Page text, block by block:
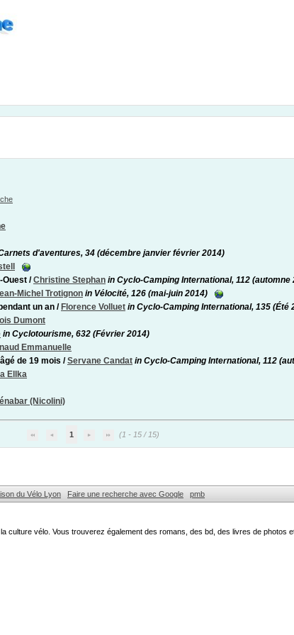
d'aventures, 34 (décembre janvier février 2014)
Ouest /Christine Stephan in Cyclo-Camping International, 112 (automne
Michel Trotignon in Vélocité, 126 (mai-juin 2014)
un an / Florence Volluet in Cyclo-Camping International, 135 (Été
Dumont
in Cyclotourisme, 632 (Février 2014)
Emmanuelle
de 19 mois /Servane Candat in Cyclo-Camping International, 112
Ellka
(Nicolini)
1 (1 - 15 / 15)
du Vélo Lyon Faire une recherche avec Google pmb
vélo. Vous trouverez également des romans, des bd, des livres de photos